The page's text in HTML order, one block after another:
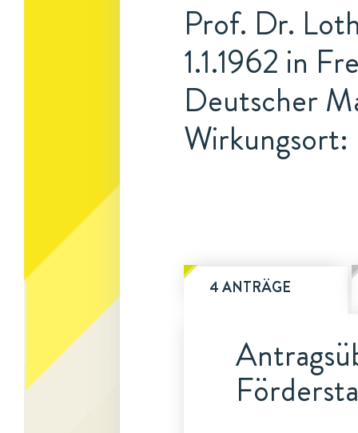
Prof. Dr.
1.1.1962 in
Deutscher
Wirkungsort:
4 ANTRÄGE